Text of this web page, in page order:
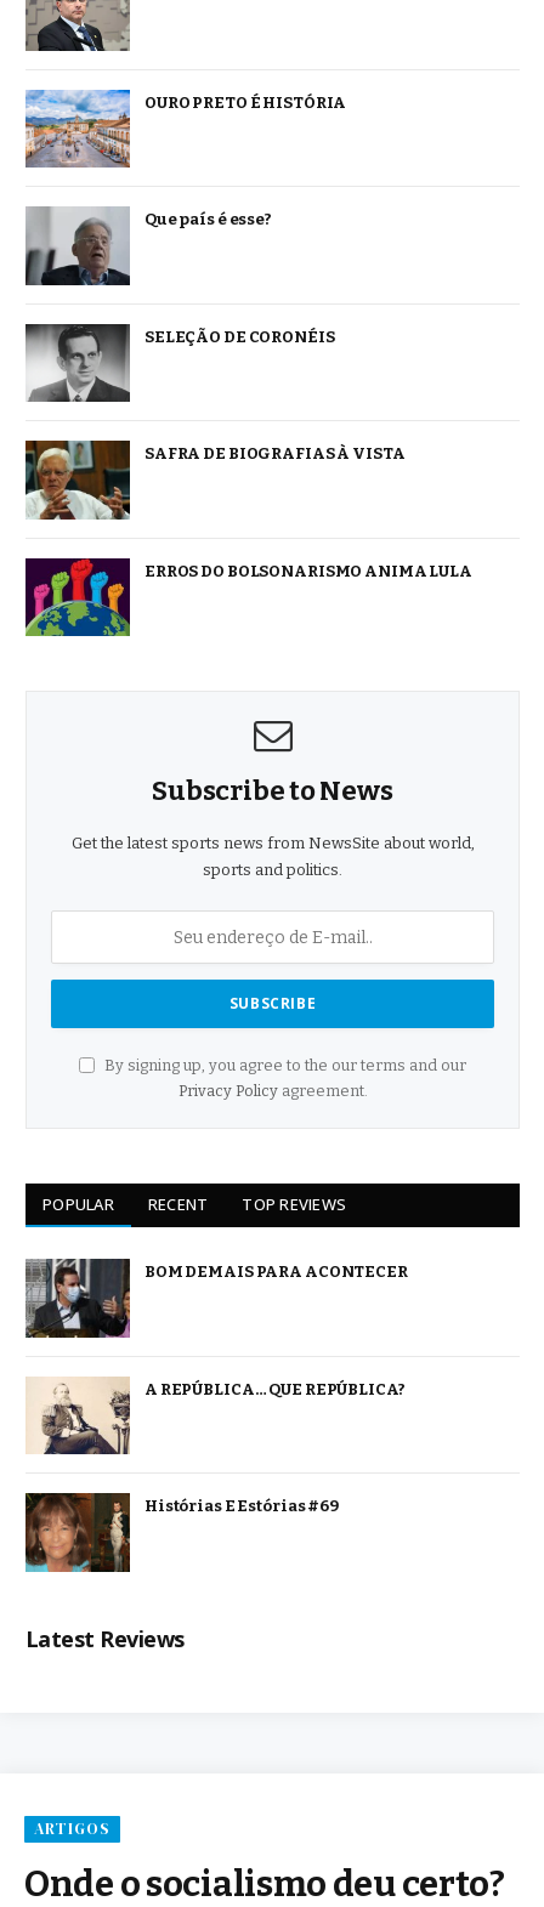
OURO PRETO É HISTÓRIA
Que país é esse?
SELEÇÃO DE CORONÉIS
SAFRA DE BIOGRAFIAS À VISTA
ERROS DO BOLSONARISMO ANIMA LULA
Subscribe to News
Get the latest sports news from NewsSite about world,
sports and politics.
By signing up, you agree to the our terms and our
Privacy Policyagreement.
POPULAR RECENT TOP REVIEWS
BOM DEMAIS PARA ACONTECER
A REPÚBLICA… QUE REPÚBLICA?
Histórias E Estórias #69
Latest Reviews
ARTIGOS
Onde o socialismo deu certo?